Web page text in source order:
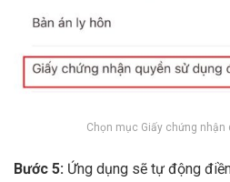
Chọn mục Giấy chứng nhận
Bước 5: Ứng dụng sẽ tự động